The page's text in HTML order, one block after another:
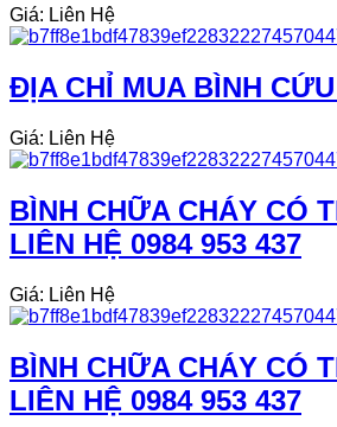
Giá: Liên Hệ
ĐỊA CHỈ MUA BÌNH
Giá: Liên Hệ
BÌNH CHỮA CHÁY CÓ
LIÊN HỆ 0984 953 437
Giá: Liên Hệ
BÌNH CHỮA CHÁY CÓ
LIÊN HỆ 0984 953 437